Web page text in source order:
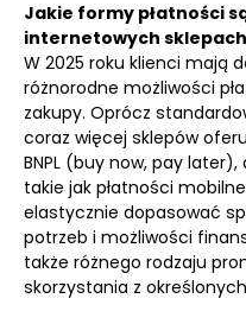
Jakie formy płatności
internetowych
W 2025 roku klienci mają
różnorodne możliwości
zakupy. Oprócz
coraz więcej sklepów
BNPL (buy now, pay
takie jak płatności
elastycznie dopasować
potrzeb i możliwości
także różnego rodzaju
skorzystania z